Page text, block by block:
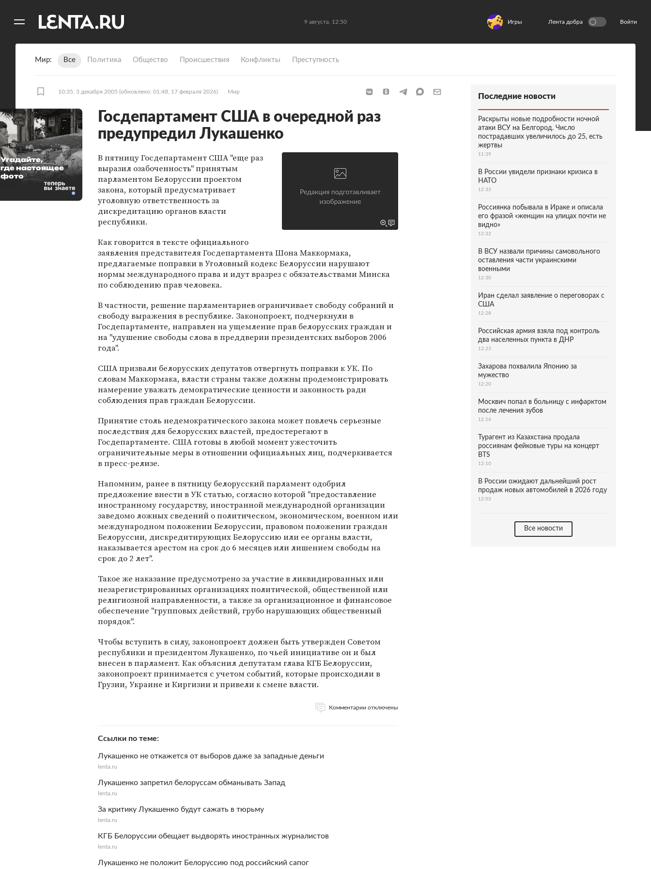
9 августа, 12:50 Игры Лента добра Войти
Мир Все Политика Общество Происшествия Конфликты Преступность
10:35, 3 декабря 2005 (обновлено: 01:48, 17 февраля 2026) Мир
Госдепартамент США в очередной раз
предупредил Лукашенко
В пятницу Госдепартамент США "еще раз
выразил озабоченность" принятым
парламентом Белоруссии проектом
закона, который предусматривает
уголовную ответственность за
дискредитацию органов власти
республики.
Как говорится в тексте официального
заявления представителя Госдепартамента Шона Маккормака,
предлагаемые поправки в Уголовный кодекс Белоруссии нарушают
нормы международного права и идут вразрез с обязательствами Минска
по соблюдению прав человека.
В частности, решение парламентариев ограничивает свободу собраний и
свободу выражения в республике. Законопроект, подчеркнули в
Госдепартаменте, направлен на ущемление прав белорусских граждан и
на "удушение свободы слова в преддверии президентских выборов 2006
года".
США призвали белорусских депутатов отвергнуть поправки к УК. По
словам Маккормака, власти страны также должны продемонстрировать
намерение уважать демократические ценности и законность ради
соблюдения прав граждан Белоруссии.
Принятие столь недемократического закона может повлечь серьезные
последствия для белорусских властей, предостерегают в
Госдепартаменте. США готовы в любой момент ужесточить
ограничительные меры в отношении официальных лиц, подчеркивается
в пресс-релизе.
Напомним, ранее в пятницу белорусский парламент одобрил
предложение внести в УК статью, согласно которой "предоставление
иностранному государству, иностранной международной организации
заведомо ложных сведений о политическом, экономическом, военном или
международном положении Белоруссии, правовом положении граждан
Белоруссии, дискредитирующих Белоруссию или ее органы власти,
наказывается арестом на срок до 6 месяцев или лишением свободы на
срок до 2 лет".
Такое же наказание предусмотрено за участие в ликвидированных или
незарегистрированных организациях политической, общественной или
религиозной направленности, а также за организационное и финансовое
обеспечение "групповых действий, грубо нарушающих общественный
порядок".
Чтобы вступить в силу, законопроект должен быть утвержден Советом
республики и президентом Лукашенко, по чьей инициативе он и был
внесен в парламент. Как объяснил депутатам глава КГБ Белоруссии,
законопроект принимается с учетом событий, которые происходили в
Грузии, Украине и Киргизии и привели к смене власти.
Комментарии отключены
Ссылки по теме
Лукашенко не откажется от выборов даже за западные деньги
lenta.ru
Лукашенко запретил белоруссам обманывать Запад
lenta.ru
За критику Лукашенко будут сажать в тюрьму
lenta.ru
КГБ Белоруссии обещает выдворять иностранных журналистов
lenta.ru
Лукашенко не положит Белоруссию под российский сапог
Угадайте,
где настоящее
фото
Последние новости
Раскрыты новые подробности ночной
атаки ВСУ на Белгород. Число
пострадавших увеличилось до 25, есть
жертвы
11:39
В России увидели признаки кризиса в
НАТО
12:33
Россиянка побывала в Ираке и описала
его фразой «женщин на улицах почти не
видно»
12:32
В ВСУ назвали причины самовольного
оставления части украинскими
военными
12:30
Иран сделал заявление о переговорах с
США
12:28
Российская армия взяла под контроль
два населенных пункта в ДНР
12:23
Захарова похвалила Японию за
мужество
12:20
Москвич попал в больницу с инфарктом
после лечения зубов
12:16
Турагент из Казахстана продала
россиянам фейковые туры на концерт
BTS
12:10
В России ожидают дальнейший рост
продаж новых автомобилей в 2026 году
12:03
Все новости